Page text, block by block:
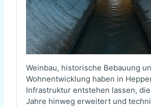
Weinbau, historische Bebauung
Wohnentwicklung haben in
Infrastruktur entstehen lassen,
Jahre hinweg erweitert und